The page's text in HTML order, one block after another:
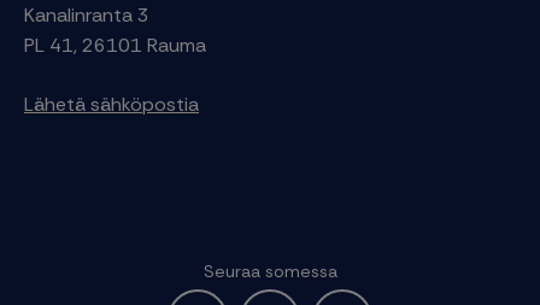
Kanalinranta 3
PL 41, 26101 Rauma
Lähetä sähköpostia
Seuraa somessa